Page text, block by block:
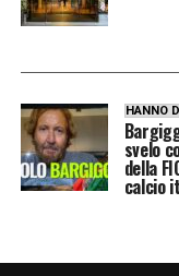
HANNO
svelo
della
calcio